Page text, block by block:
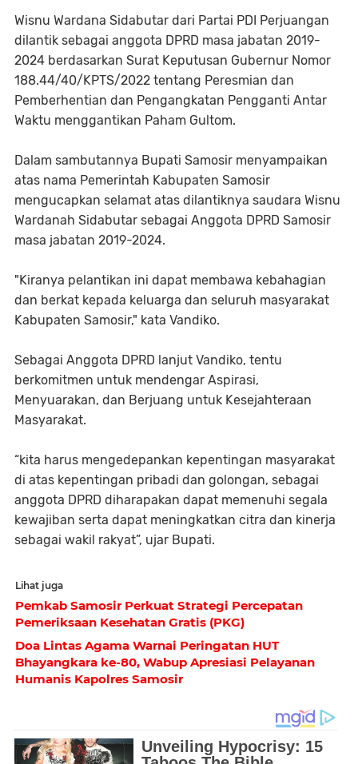
Wisnu Wardana Sidabutar dari Partai PDI Perjuangan
dilantik sebagai anggota DPRD masa jabatan 2019-
2024 berdasarkan Surat Keputusan Gubernur Nomor
188.44/40/KPTS/2022 tentang Peresmian dan
Pemberhentian dan Pengangkatan Pengganti Antar
Waktu menggantikan Paham Gultom.
Dalam sambutannya Bupati Samosir menyampaikan
atas nama Pemerintah Kabupaten Samosir
mengucapkan selamat atas dilantiknya saudara Wisnu
Wardanah Sidabutar sebagai Anggota DPRD Samosir
masa jabatan 2019-2024.
"Kiranya pelantikan ini dapat membawa kebahagian
dan berkat kepada keluarga dan seluruh masyarakat
Kabupaten Samosir," kata Vandiko.
Sebagai Anggota DPRD lanjut Vandiko, tentu
berkomitmen untuk mendengar Aspirasi,
Menyuarakan, dan Berjuang untuk Kesejahteraan
Masyarakat.
“kita harus mengedepankan kepentingan masyarakat
di atas kepentingan pribadi dan golongan, sebagai
anggota DPRD diharapakan dapat memenuhi segala
kewajiban serta dapat meningkatkan citra dan kinerja
sebagai wakil rakyat”, ujar Bupati.
Lihat juga
Pemkab Samosir Perkuat Strategi Percepatan
Pemeriksaan Kesehatan Gratis (PKG)
Doa Lintas Agama Warnai Peringatan HUT
Bhayangkara ke-80, Wabup Apresiasi Pelayanan
Humanis Kapolres Samosir